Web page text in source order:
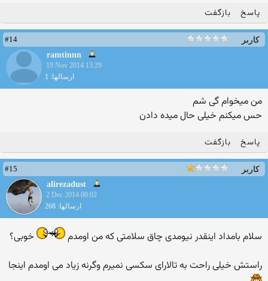
پاسخ بازگفت
کاربر
#14
ramtinnn
19 Nov 2014 13:29
ارسالها: 1
من میخوام گی شم
حس میکنم خیلی حال میده دادن
پاسخ بازگفت
کاربر
#15
alirezadust
2 Dec 2014 00:02
ارسالها: 268
سلام بامداد اینقدر نیومدی چاق سلامتی که من اومدم
خوبی؟
راستش خیلی راحت به تالارای سکسی نمیرم وگرنه زیاد می اومدم اینجا